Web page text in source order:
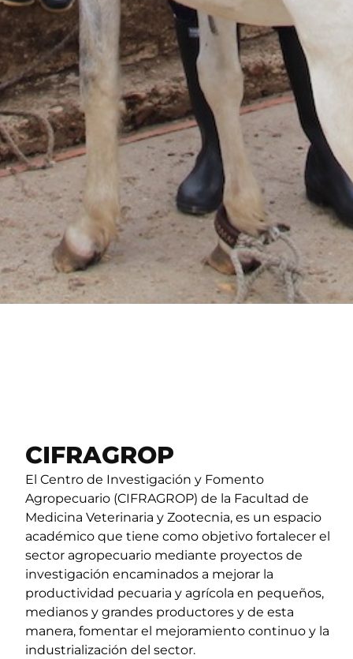
CIFRAGROP
El Centro de Investigación y Fomento
Agropecuario (CIFRAGROP) de la Facultad de
Medicina Veterinaria y Zootecnia, es un espacio
académico que tiene como objetivo fortalecer el
sector agropecuario mediante proyectos de
investigación encaminados a mejorar la
productividad pecuaria y agrícola en pequeños,
medianos y grandes productores y de esta
manera, fomentar el mejoramiento continuo y la
industrialización del sector.